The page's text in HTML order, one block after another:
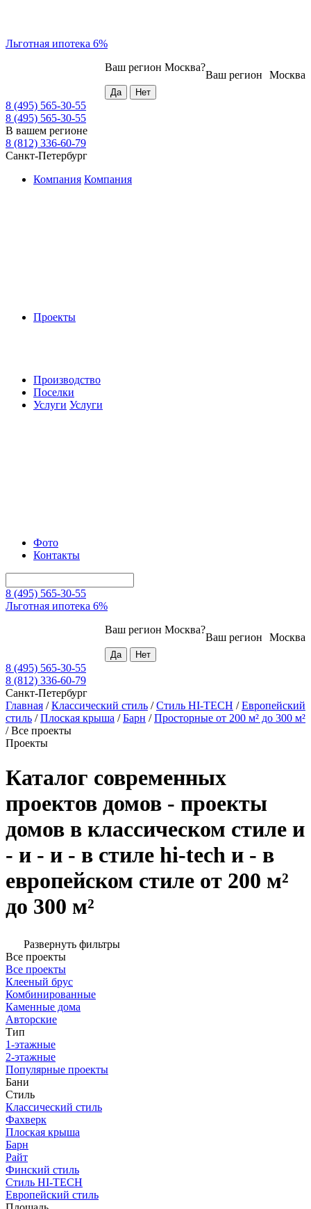
Льготная ипотека 6%
Москва
Ваш регион
Ваш регион Москва?
8 (495) 565-30-55
8 (495) 565-30-55
В вашем регионе
8 (812) 336-60-79
Санкт-Петербург
Компания Компания
Проекты
Производство
Поселки
Услуги Услуги
Фото
Контакты
8 (495) 565-30-55
Льготная ипотека 6%
Москва
Ваш регион
Ваш регион Москва?
8 (495) 565-30-55
8 (812) 336-60-79
Санкт-Петербург
Главная /Классический стиль /Стиль HI-TECH /Европейский
стиль /Плоская крыша /Барн /Просторные от 200 м² до 300 м²
/Все проекты
Проекты
Каталог современных
проектов домов - проекты
домов в классическом стиле и
- и - и - в стиле hi-tech и - в
европейском стиле от 200 м²
до 300 м²
Развернуть фильтры
Все проекты
Все проекты
Клееный брус
Комбинированные
Каменные дома
Авторские
Тип
1-этажные
2-этажные
Популярные проекты
Бани
Стиль
Классический стиль
Фахверк
Плоская крыша
Барн
Райт
Финский стиль
Стиль HI-TECH
Европейский стиль